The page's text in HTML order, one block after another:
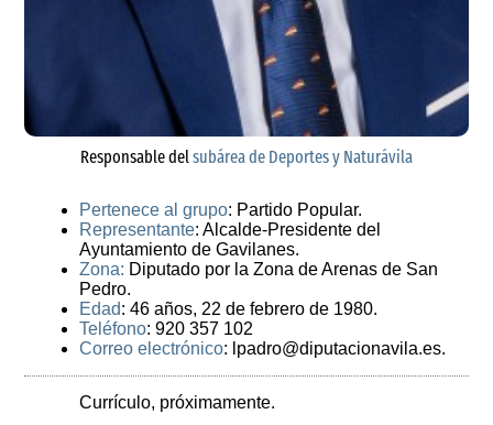
Responsable delsubárea de Deportes y Naturávila
Pertenece al grupo: Partido Popular.
Representante: Alcalde-Presidente del
Ayuntamiento de Gavilanes.
Zona: Diputado por la Zona de Arenas de San
Pedro.
Edad: 46 años, 22 de febrero de 1980.
Teléfono: 920 357 102
Correo electrónico: lpadro@diputacionavila.es.
Currículo, próximamente.